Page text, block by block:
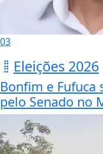
03
Eleições 2026
Bonfim e Fufuca
pelo Senado no